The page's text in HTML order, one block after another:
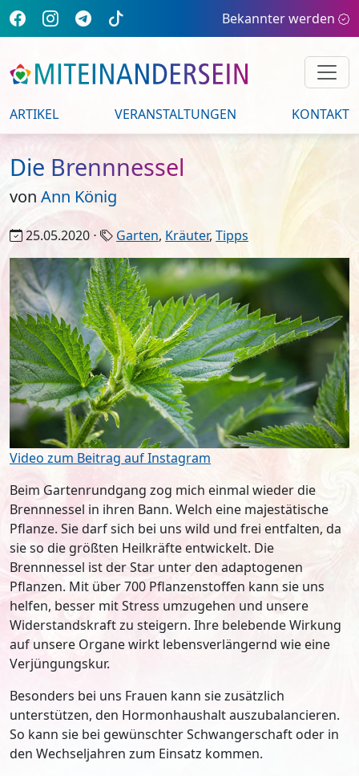
Bekannter werden
ARTIKEL VERANSTALTUNGEN KONTAKT
Die Brennnessel
von Ann König
25.05.2020 ⋅ Garten, Kräuter, Tipps
Video zum Beitrag auf Instagram
Beim Gartenrundgang zog mich einmal wieder die
Brennnessel in ihren Bann. Welch eine majestätische
Pflanze. Sie darf sich bei uns wild und frei entfalten, da
sie so die größten Heilkräfte entwickelt. Die
Brennnessel ist der Star unter den adaptogenen
Pflanzen. Mit über 700 Pflanzenstoffen kann sie uns
helfen, besser mit Stress umzugehen und unsere
Widerstandskraft zu steigern. Ihre belebende Wirkung
auf unsere Organe wirkt lebensverlängernd wie eine
Verjüngungskur.
Besonders bei uns Frauen kann sie zusätzlich
unterstützen, den Hormonhaushalt auszubalancieren.
So kann sie bei gewünschter Schwangerschaft oder in
den Wechseljahren zum Einsatz kommen.